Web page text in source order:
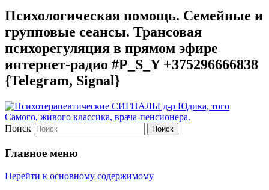
Психологическая помощь. Семейные и
групповые сеансы. Трансовая
психорегуляция в прямом эфире
интернет-радио #P_S_Y +375296666838
{Telegram, Signal}
Поиск
Главное меню
Перейти к основному содержимому